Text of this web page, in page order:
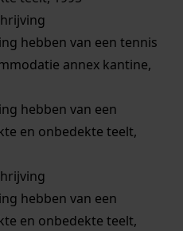
hebben van een tennis
annex kantine,
hebben van een
en onbedekte teelt,
hebben van een
en onbedekte teelt,